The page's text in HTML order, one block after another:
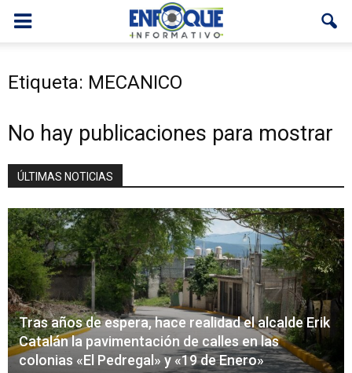
Etiqueta: MECANICO
No hay publicaciones para mostrar
ÚLTIMAS NOTICIAS
Tras años de espera, hace realidad el alcalde Erik
Catalán la pavimentación de calles en las
colonias «El Pedregal» y «19 de Enero»